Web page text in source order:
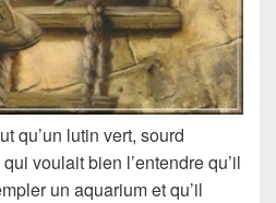
qu’un lutin vert, sourd
voulait bien l’entendre qu’il
un aquarium et qu’il